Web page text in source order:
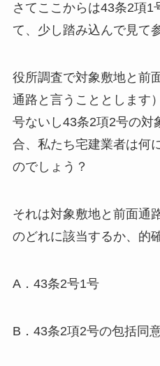
さてここからは43条2項1
て、少し踏み込んで見て
役所調査で対象敷地と前
通路と言うこととします
号ないし43条2項2号の対
合、私たち宅建業者は何
のでしょう？
それは対象敷地と前面通
のどれに該当するか、的
A．43条2号1号
B．43条2項2号の包括同